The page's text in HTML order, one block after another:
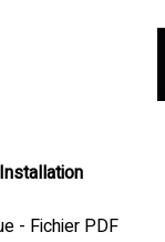
- Fichier PDF